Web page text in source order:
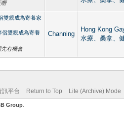
嘢
雙親成為寄養家
侶雙親成為寄養
有機會
Channing
Hong Kong
水療、桑拿、
訊平台 Return to Top Lite (Archive) Mode
Group